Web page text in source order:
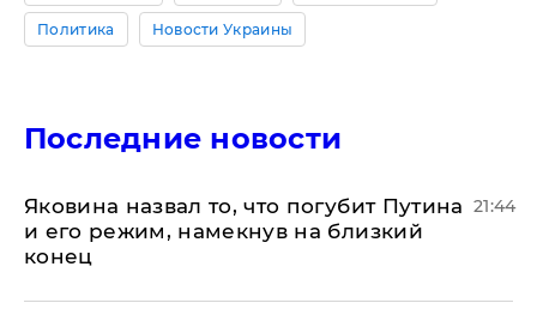
Политика Новости Украины
Последние новости
Яковина назвал то, что погубит Путина
и его режим, намекнув на близкий
конец
21:44